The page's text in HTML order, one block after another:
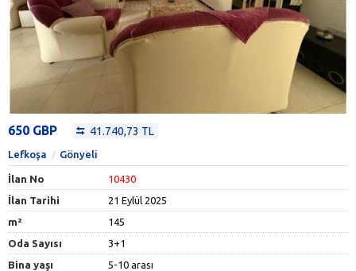
650 GBP 41.740,73 TL
Lefkoşa Gönyeli
İlan No
10430
İlan Tarihi
21 Eylül 2025
m²
145
Oda Sayısı
3+1
Bina yaşı
5-10 arası